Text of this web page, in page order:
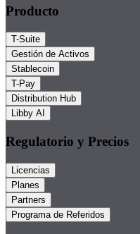
Producto
T-Suite
Gestión de Activos
Stablecoin
T-Pay
Distribution Hub
Libby AI
Regulatorio y Precios
Licencias
Planes
Partners
Programa de Referidos